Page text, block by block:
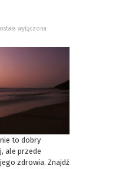
wyłączona
to dobry
ale przede
zdrowia. Znajdź